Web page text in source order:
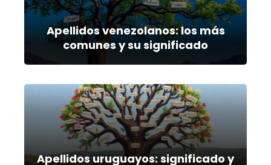
Apellidos venezolanos: los más
comunes y su significado
Apellidos uruguayos: significado y